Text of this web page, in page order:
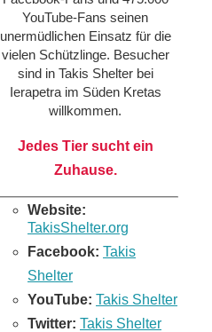
YouTube-Fans seinen
unermüdlichen Einsatz für die
vielen Schützlinge. Besucher
sind in Takis Shelter bei
Ierapetra im Süden Kretas
willkommen.
Jedes Tier sucht ein
Zuhause.
Website:
TakisShelter.org
Facebook: Takis
Shelter
YouTube: Takis Shelter
Twitter: Takis Shelter